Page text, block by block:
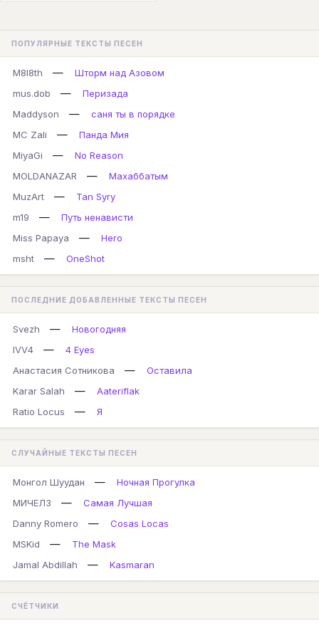
ПОПУЛЯРНЫЕ ТЕКСТЫ ПЕСЕН
M8l8th —
Шторм над Азовом
mus.dob
—
Перизада
Maddyson
—
саня ты в порядке
MC Zali
—
Панда Мия
MiyaGi
—
No Reason
MOLDANAZAR
—
Махаббатым
MuzArt
—
Tan Syry
m19
—
Путь ненависти
Miss Papaya
—
Hero
msht
— OneShot
ПОСЛЕДНИЕ ДОБАВЛЕННЫЕ ТЕКСТЫ ПЕСЕН
Svezh —
Новогодняя
IVV4
—
4 Eyes
Анастасия Сотникова
—
Оставила
Karar Salah
—
Aateriflak
Ratio Locus
— Я
СЛУЧАЙНЫЕ ТЕКСТЫ ПЕСЕН
Монгол Шуудан —
Ночная Прогулка
МИЧЕЛЗ
—
Самая Лучшая
Danny Romero
—
Cosas Locas
MSKid
—
The Mask
Jamal Abdillah
— Kasmaran
СЧЁТЧИКИ